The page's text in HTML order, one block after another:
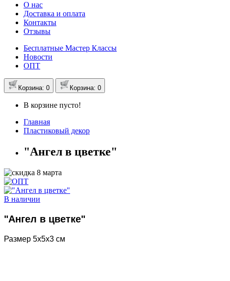
О нас
Доставка и оплата
Контакты
Отзывы
Бесплатные Мастер Классы
Новости
ОПТ
Корзина: 0 Корзина: 0
В корзине пусто!
Главная
Пластиковый декор
"Ангел в цветке"
В наличии
"Ангел в цветке"
Размер 5х5х3 см